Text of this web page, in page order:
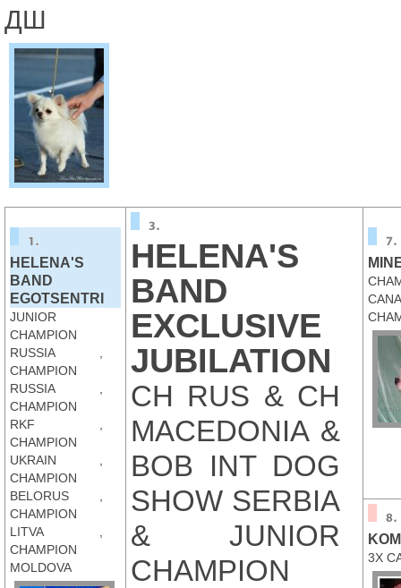
ДШ
HELENA'S
BAND
EGOTSENTRI
JUNIOR
CHAMPION
RUSSIA ,
CHAMPION
RUSSIA ,
CHAMPION
RKF ,
CHAMPION
UKRAIN ,
CHAMPION
BELORUS ,
CHAMPION
LITVA ,
CHAMPION
MOLDOVA
HELENA'S
BAND
EXCLUSIVE
JUBILATION
CH RUS & CH
MACEDONIA &
BOB INT DOG
SHOW SERBIA
& JUNIOR
CHAMPION
3X